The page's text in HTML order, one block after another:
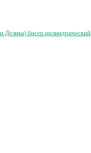
бисер цилиндрический